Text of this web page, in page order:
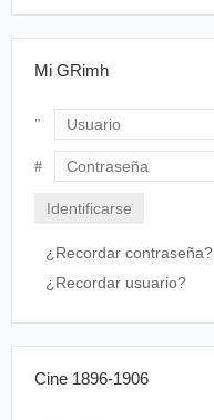
Mi GRimh
Usuario
¿Recordar contraseña?
¿Recordar usuario?
Cine 1896-1906